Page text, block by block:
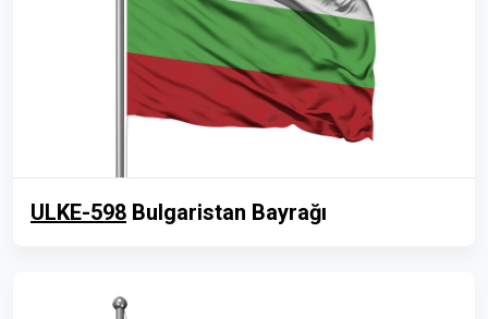
ULKE-598 Bulgaristan Bayrağı